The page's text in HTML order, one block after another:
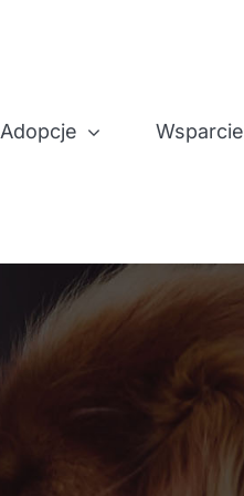
Adopcje Wsparcie